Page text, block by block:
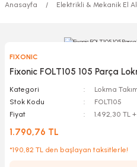
Anasayfa Elektrikli & Mekanik El
FIXONIC
Fixonic FOLT105 105 Parça
Kategori
Lokma
Stok Kodu
FOLT105
Fiyat
1.492,30 TL
1.790,76 TL
*190,82 TL den başlayan taksitlerle!